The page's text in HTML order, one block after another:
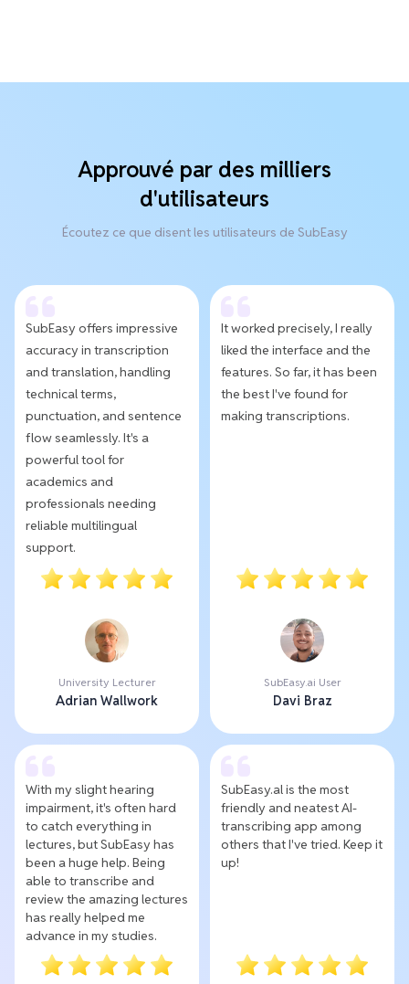
Approuvé par des milliers
d'utilisateurs
Écoutez ce que disent les utilisateurs de SubEasy
SubEasy offers impressive
accuracy in transcription
and translation, handling
technical terms,
punctuation, and sentence
flow seamlessly. It's a
powerful tool for
academics and
professionals needing
reliable multilingual
support.
University Lecturer
Adrian Wallwork
It worked precisely, I really
liked the interface and the
features. So far, it has been
the best I've found for
making transcriptions.
SubEasy.ai User
Davi Braz
With my slight hearing
impairment, it's often hard
to catch everything in
lectures, but SubEasy has
been a huge help. Being
able to transcribe and
review the amazing lectures
has really helped me
advance in my studies.
SubEasy.al is the most
friendly and neatest AI-
transcribing app among
others that I've tried. Keep it
up!